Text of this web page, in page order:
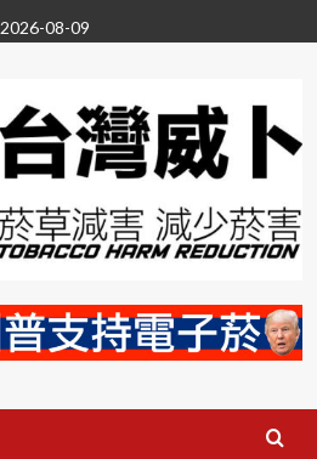
2026-08-09